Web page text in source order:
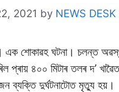
2021 by NEWS DESK
এক শোকাৱহ ঘটনা। চলন্ত
প্ৰায় ৪০০ মিটাৰ তলৰ দ’
ব্যক্তি দুৰ্ঘটনাটোত মৃত্যু হয়।